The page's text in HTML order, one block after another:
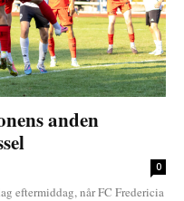
anden
0
eftermiddag, når FC Fredericia